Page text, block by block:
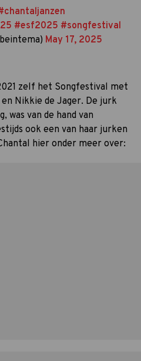
#esf2025 #songfestival
May 17, 2025
zelf het Songfestival met
Nikkie de Jager. De jurk
was van de hand van
ook een van haar jurken
hier onder meer over: